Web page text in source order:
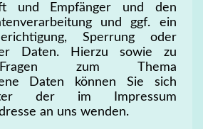
und Empfänger und den
und ggf. ein
Sperrung oder
Daten. Hierzu sowie zu
zum Thema
Daten können Sie sich
der im Impressum
an uns wenden.